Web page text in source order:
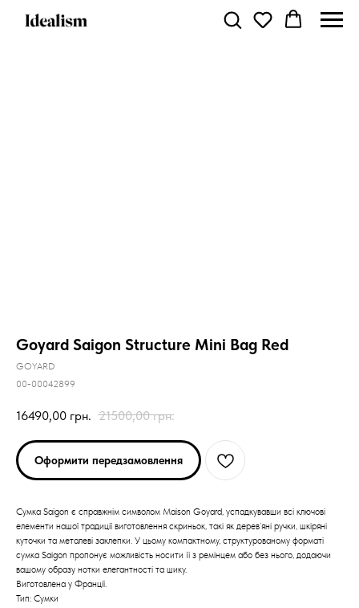
Goyard Saigon Structure Mini Bag Red
GOYARD
00-00042899
16490,00 грн. 21500,00 грн.
Оформити передзамовлення
Сумка Saigon є справжнім символом Maison Goyard, успадкувавши всі ключові
елементи нашої традиції виготовлення скриньок, такі як дерев’яні ручки, шкіряні
куточки та металеві заклепки. У цьому компактному, структурованому форматі
сумка Saigon пропонує можливість носити її з ремінцем або без нього, додаючи
вашому образу нотки елегантності та шику.
Виготовлена у Франції.
Тип: Сумки